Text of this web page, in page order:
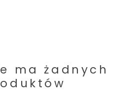
ma żadnych